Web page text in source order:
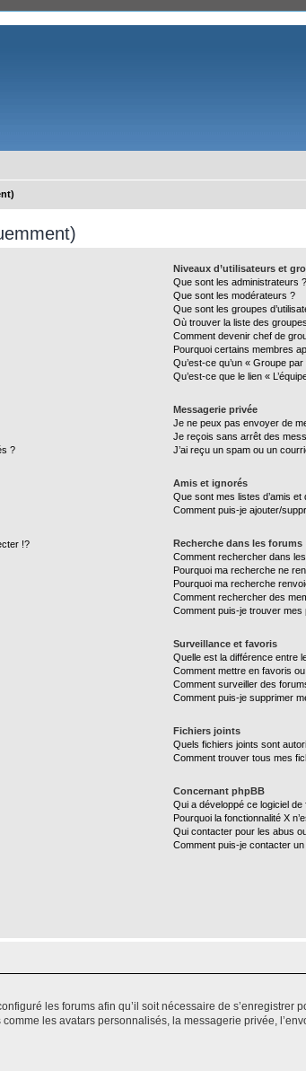
?
!?
Niveaux d’utilisateurs et
Que sont les administrateurs ?
Que sont les modérateurs ?
Que sont les groupes
Où trouver la liste des
Comment devenir chef de
Pourquoi certains membres
Qu’est-ce qu’un « Groupe
Qu’est-ce que le lien «
Messagerie privée
Je ne peux pas envoyer de
Je reçois sans arrêt des
J’ai reçu un spam ou un
Amis et ignorés
Que sont mes listes d’amis et
Comment puis-je ajouter/
Recherche dans les forums
Comment rechercher dans
Pourquoi ma recherche ne
Pourquoi ma recherche
Comment rechercher des
Comment puis-je trouver
Surveillance et favoris
Quelle est la différence entre
Comment mettre en favoris
Comment surveiller des
Comment puis-je supprimer
Fichiers joints
Quels fichiers joints sont
Comment trouver tous mes
Concernant phpBB
Qui a développé ce logiciel de
Pourquoi la fonctionnalité X
Qui contacter pour les abus
Comment puis-je contacter
les forums afin qu’il soit nécessaire de s’enregistrer
les avatars personnalisés, la messagerie privée,